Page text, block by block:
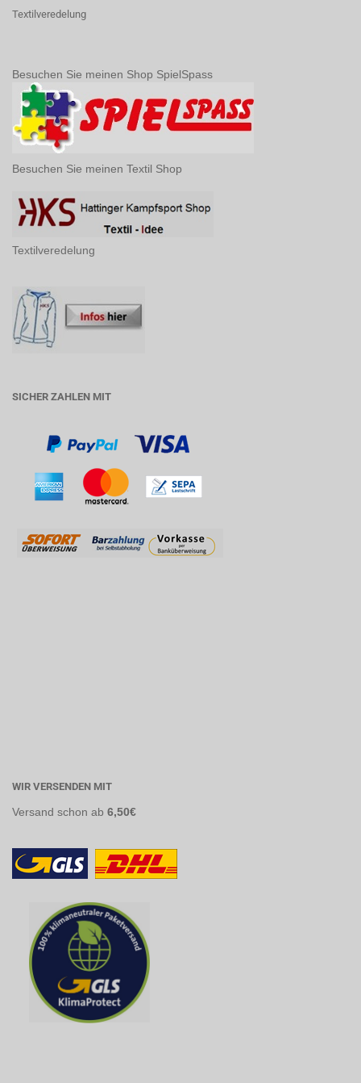
Textilveredelung
Besuchen Sie meinen Shop SpielSpass
Besuchen Sie meinen Textil Shop
Textilveredelung
SICHER ZAHLEN MIT
WIR VERSENDEN MIT
Versand schon ab 6,50€